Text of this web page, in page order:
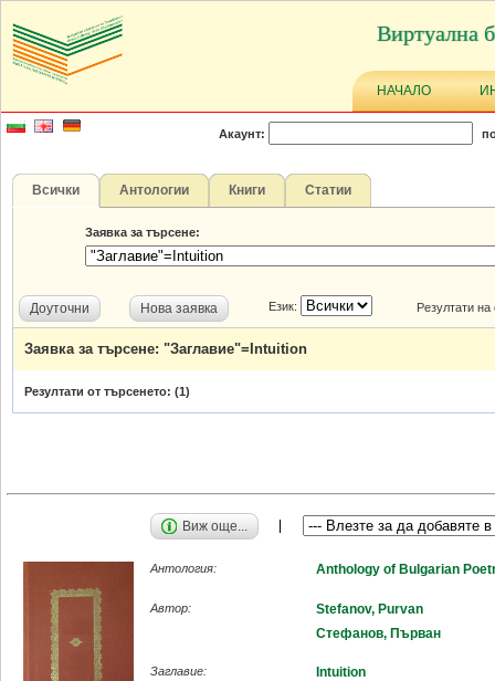
Виртуална
НАЧАЛО
Акаунт:
Всички Антологии Книги Статии
Заявка за търсене:
Доуточни Нова заявка Език: Резултати
Заявка за търсене: "Заглавие"=Intuition
Резултати от търсенето: (1)
Виж още...
Антология: Anthology of Bulgarian
Автор:
Stefanov, Purvan
Стефанов, Първан
Заглавие: Intuition